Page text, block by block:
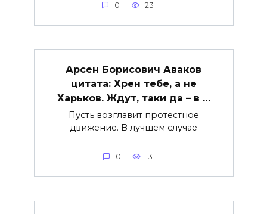
0 23
Арсен Борисович Аваков
цитата: Хрен тебе, а не
Харьков. Ждут, таки да – в …
Пусть возглавит протестное
движение. В лучшем случае
0 13